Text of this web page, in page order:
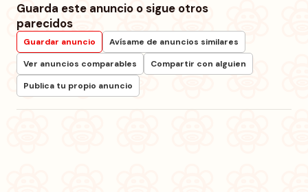
Guarda este anuncio o sigue otros
parecidos
Guardar anuncio
Avísame de anuncios similares
Ver anuncios comparables
Compartir con alguien
Publica tu propio anuncio